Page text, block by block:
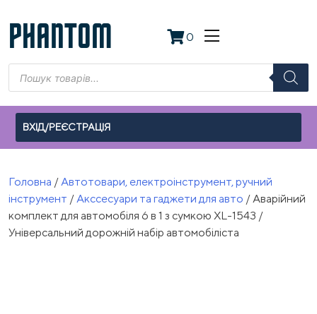
to
content
PHANTOM 0
Пошук
товарів
ВХІД/РЕЄСТРАЦІЯ
Головна /Автотовари, електроінструмент, ручний
інструмент /Акссесуари та гаджети для авто / Аварійний
комплект для автомобіля 6 в 1 з сумкою XL-1543 /
Універсальний дорожній набір автомобіліста